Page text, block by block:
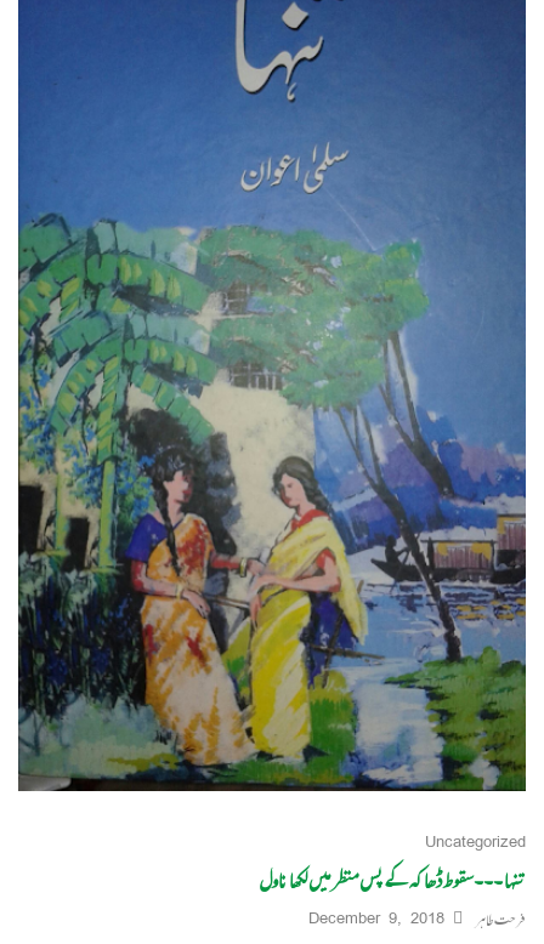
Uncategorized
تنہا ۔۔۔سقوط ڈھاکہ کے پس منظر میں لکھا ناول
فرحت طاہر December 9, 2018